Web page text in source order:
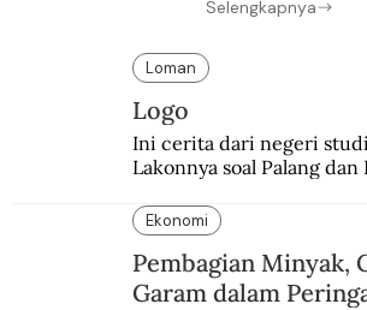
Selengkapnya
Loman
Logo
Ini cerita dari negeri
Lakonnya soal Palang dan
Ekonomi
Pembagian Minyak,
Garam dalam